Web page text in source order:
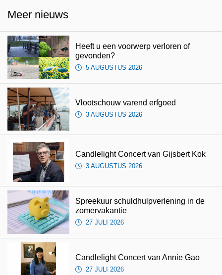
Meer nieuws
Heeft u een voorwerp verloren of
gevonden?
5 AUGUSTUS 2026
Vlootschouw varend erfgoed
3 AUGUSTUS 2026
Candlelight Concert van Gijsbert Kok
3 AUGUSTUS 2026
Spreekuur schuldhulpverlening in de
zomervakantie
27 JULI 2026
Candlelight Concert van Annie Gao
27 JULI 2026